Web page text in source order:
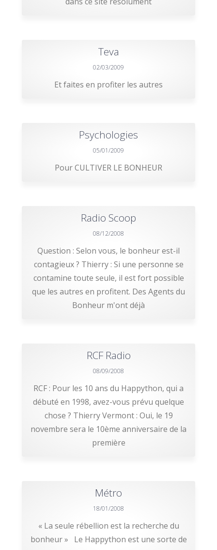
Teva
02/03/2009
Et faites en profiter les autres
Psychologies
05/01/2009
Pour CULTIVER LE BONHEUR
Radio Scoop
08/12/2008
Question : Selon vous, le bonheur est-il
contagieux ? Thierry : Si une personne se
contamine toute seule, il est fort possible
que les autres en profitent. Des Agents du
Bonheur m'ont déjà
RCF Radio
08/09/2008
RCF : Pour les 10 ans du Happython, qui a
débuté en 1998, avez-vous prévu quelque
chose ? Thierry Vermont : Oui, le 19
novembre sera le 10ème anniversaire de la
première
Métro
18/01/2008
« La seule rébellion est la recherche du
bonheur » Le Happython est une sorte de